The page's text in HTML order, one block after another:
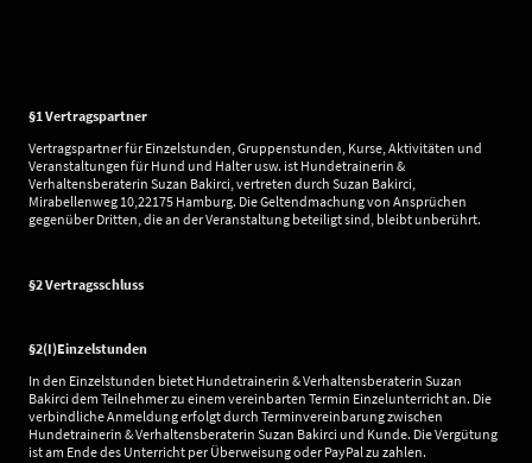
§1 Vertragspartner
Vertragspartner für Einzelstunden, Gruppenstunden, Kurse, Aktivitäten und
Veranstaltungen für Hund und Halter usw. ist Hundetrainerin &
Verhaltensberaterin Suzan Bakirci, vertreten durch Suzan Bakirci,
Mirabellenweg 10,22175 Hamburg. Die Geltendmachung von Ansprüchen
gegenüber Dritten, die an der Veranstaltung beteiligt sind, bleibt unberührt.
§2 Vertragsschluss
§2(I)Einzelstunden
In den Einzelstunden bietet Hundetrainerin & Verhaltensberaterin Suzan
Bakirci dem Teilnehmer zu einem vereinbarten Termin Einzelunterricht an. Die
verbindliche Anmeldung erfolgt durch Terminvereinbarung zwischen
Hundetrainerin & Verhaltensberaterin Suzan Bakirci und Kunde. Die Vergütung
ist am Ende des Unterricht per Überweisung oder PayPal zu zahlen.